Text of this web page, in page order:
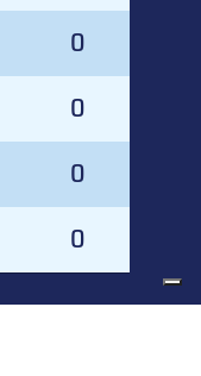
0
0
0
0